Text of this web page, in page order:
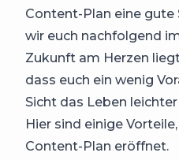
Content-Plan eine gute
wir euch nachfolgend
Zukunft am Herzen
dass euch ein wenig
Sicht das Leben
Hier sind einige
Content-Plan eröffnet.